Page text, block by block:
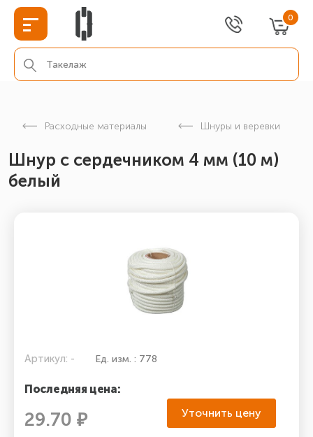
0
Расходные материалы Шнуры и веревки
Шнур с сердечником 4 мм (10 м)
белый
Артикул: - Ед. изм. : 778
Последняя цена:
29.70 ₽ Уточнить цену